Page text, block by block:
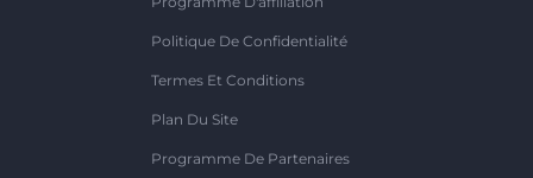
Politique De Confidentialité
Termes Et Conditions
Plan Du Site
Programme De Partenaires